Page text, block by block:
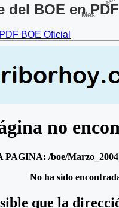
del BOE en PDF
BOE Oficial